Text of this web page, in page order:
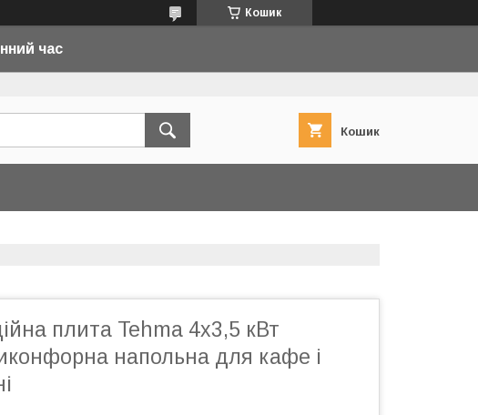
Кошик
час
Кошик
плита Tehma 4x3,5 кВт
напольна для кафе і